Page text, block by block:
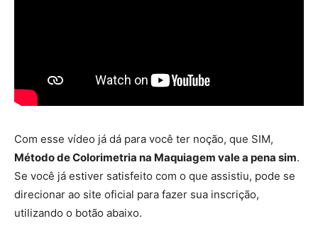
Com esse vídeo já dá para você ter noção, que SIM,
Método de Colorimetria na Maquiagem vale a pena sim.
Se você já estiver satisfeito com o que assistiu, pode se
direcionar ao site oficial para fazer sua inscrição,
utilizando o botão abaixo.